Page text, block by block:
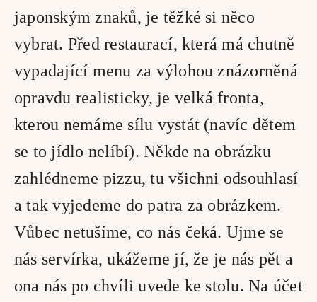
japonským znaků, je těžké si něco
vybrat. Před restaurací, která má chutně
vypadající menu za výlohou znázorněná
opravdu realisticky, je velká fronta,
kterou nemáme sílu vystát (navíc dětem
se to jídlo nelíbí). Někde na obrázku
zahlédneme pizzu, tu všichni odsouhlasí
a tak vyjedeme do patra za obrázkem.
Vůbec netušíme, co nás čeká. Ujme se
nás servírka, ukážeme jí, že je nás pět a
ona nás po chvíli uvede ke stolu. Na účet